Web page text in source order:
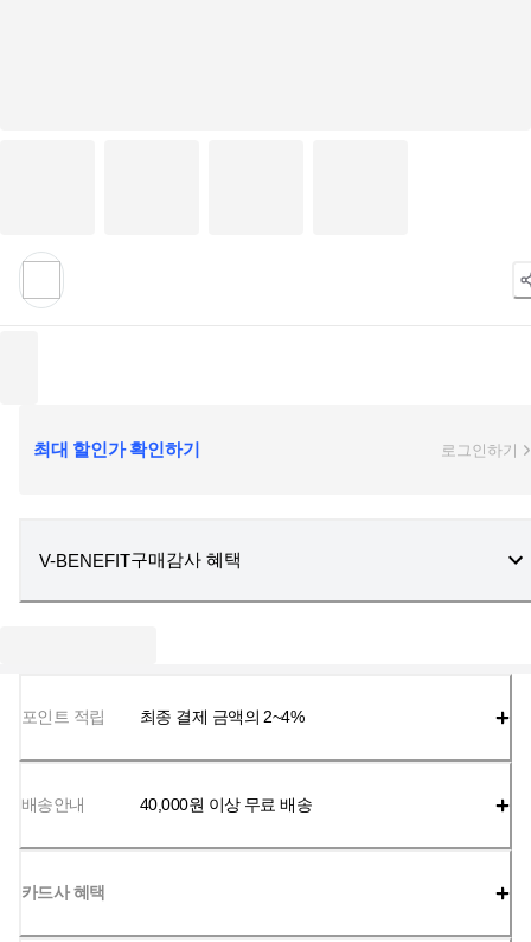
최대 할인가 확인하기 로그인하기
V-BENEFIT구매감사 혜택
포인트 적립 최종 결제 금액의 2~4%
배송안내 40,000원 이상 무료 배송
카드사 혜택